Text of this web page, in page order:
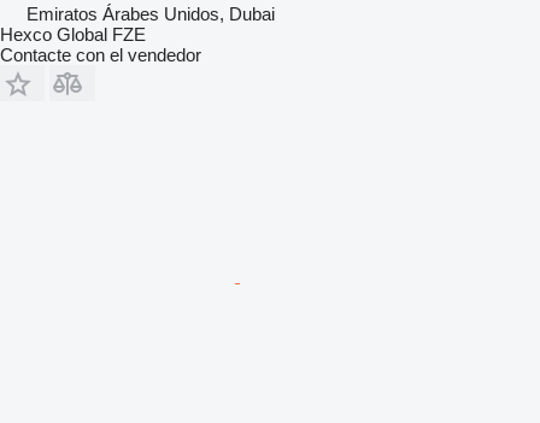
Emiratos Árabes Unidos, Dubai
Hexco Global FZE
Contacte con el vendedor